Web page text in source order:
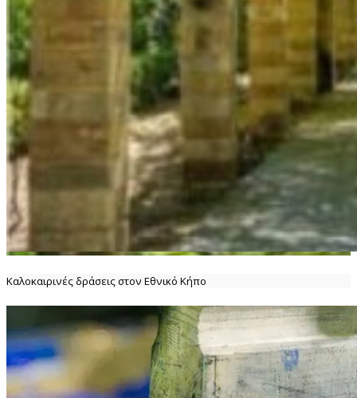
Καλοκαιρινές δράσεις στον Εθνικό Κήπο